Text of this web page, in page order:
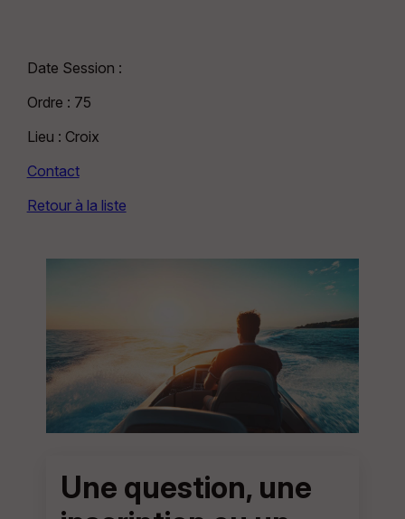
Date Session :
Ordre : 75
Lieu : Croix
Contact
Retour à la liste
Une question, une